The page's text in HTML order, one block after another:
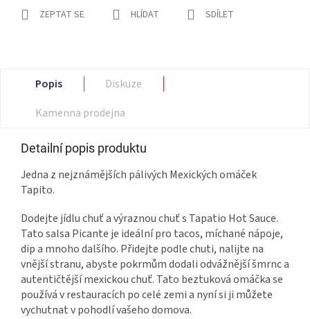
ZEPTAT SE HLÍDAT SDÍLET
Popis
Diskuze
Kamenna prodejna
Detailní popis produktu
Jedna z nejznámějších pálivých Mexických omáček
Tapito.
Dodejte jídlu chuť a výraznou chuť s Tapatio Hot Sauce.
Tato salsa Picante je ideální pro tacos, míchané nápoje,
dip a mnoho dalšího. Přidejte podle chuti, nalijte na
vnější stranu, abyste pokrmům dodali odvážnější šmrnc a
autentičtější mexickou chuť. Tato beztuková omáčka se
používá v restauracích po celé zemi a nyní si ji můžete
vychutnat v pohodlí vašeho domova.